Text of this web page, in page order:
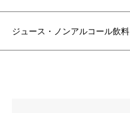
ジュース・ノンアルコール飲料